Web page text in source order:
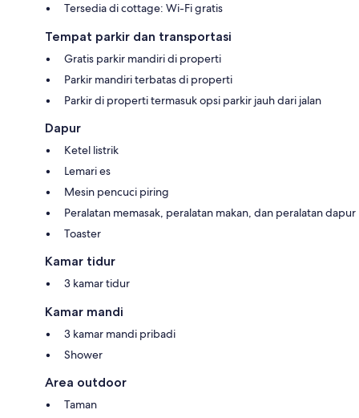
Tersedia di cottage: Wi-Fi gratis
Tempat parkir dan transportasi
Gratis parkir mandiri di properti
Parkir mandiri terbatas di properti
Parkir di properti termasuk opsi parkir jauh dari jalan
Dapur
Ketel listrik
Lemari es
Mesin pencuci piring
Peralatan memasak, peralatan makan, dan peralatan dapur
Toaster
Kamar tidur
3 kamar tidur
Kamar mandi
3 kamar mandi pribadi
Shower
Area outdoor
Taman